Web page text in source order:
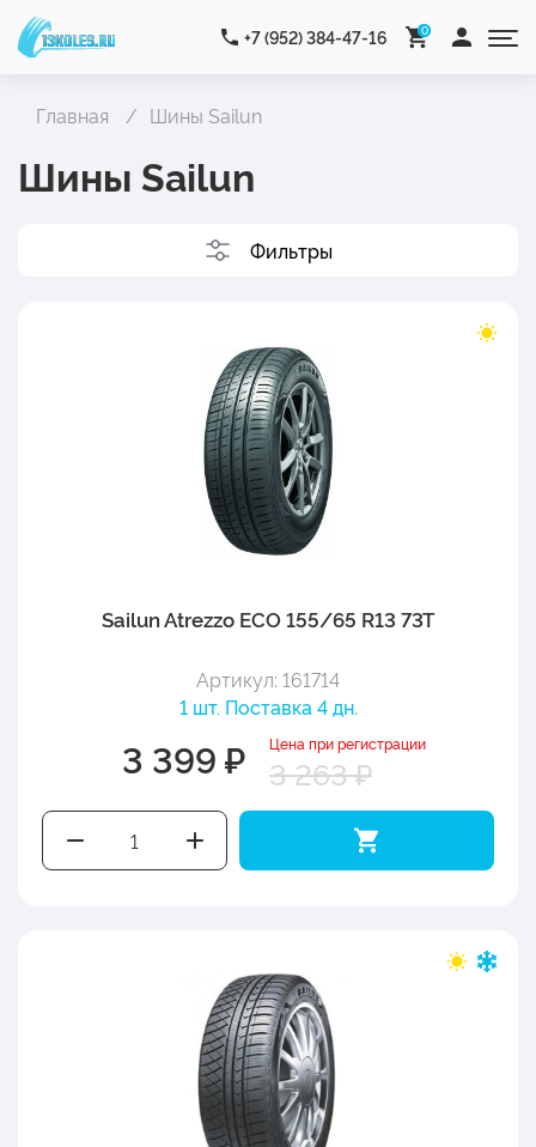
+7 (952) 384-47-16 0
Главная Шины Sailun
Шины Sailun
Фильтры
Sailun Atrezzo ECO 155/65 R13 73T
Артикул: 161714
1 шт. Поставка 4 дн.
3 399 ₽ Цена при регистрации
3 263 ₽